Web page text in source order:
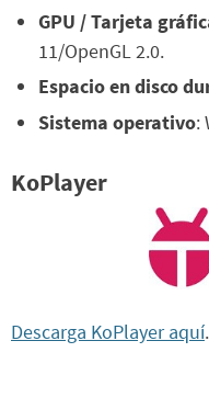
GPU / Tarjeta
11/OpenGL 2.0.
Espacio en disco
Sistema operativo:
KoPlayer
Descarga KoPlayer aquí.